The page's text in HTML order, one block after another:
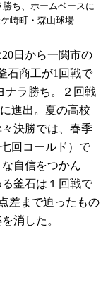
ち、ホームベースに
崎町・森山球場
日から一関市の
石商工が1回戦で
ナラ勝ち。２回戦
進出。夏の高校
決勝では、春季
回コールド）で
自信をつかん
釜石は１回戦で
差まで迫ったもの
消した。